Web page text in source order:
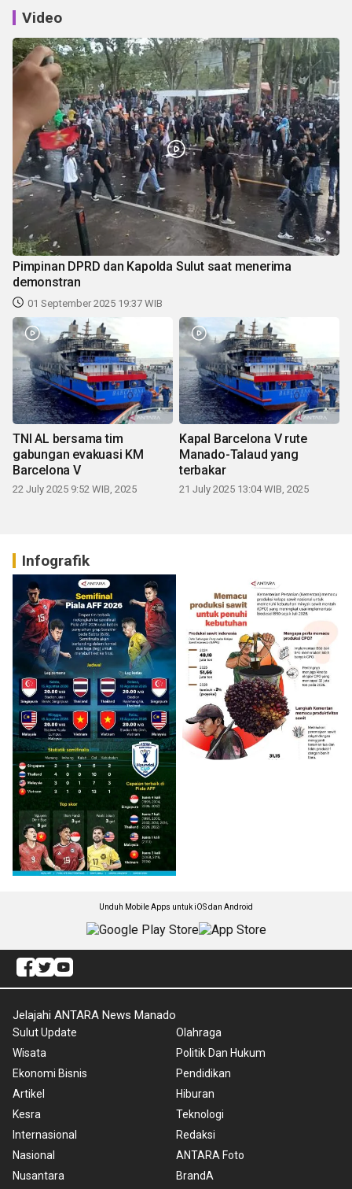
Video
Pimpinan DPRD dan Kapolda Sulut saat menerima
demonstran
01 September 2025 19:37 WIB
TNI AL bersama tim
gabungan evakuasi KM
Barcelona V
22 July 2025 9:52 WIB, 2025
Kapal Barcelona V rute
Manado-Talaud yang
terbakar
21 July 2025 13:04 WIB, 2025
Infografik
Unduh Mobile Apps untuk iOS dan Android
Jelajahi ANTARA News Manado
Sulut Update
Wisata
Ekonomi Bisnis
Artikel
Kesra
Internasional
Nasional
Nusantara
Olahraga
Politik Dan Hukum
Pendidikan
Hiburan
Teknologi
Redaksi
ANTARA Foto
BrandA